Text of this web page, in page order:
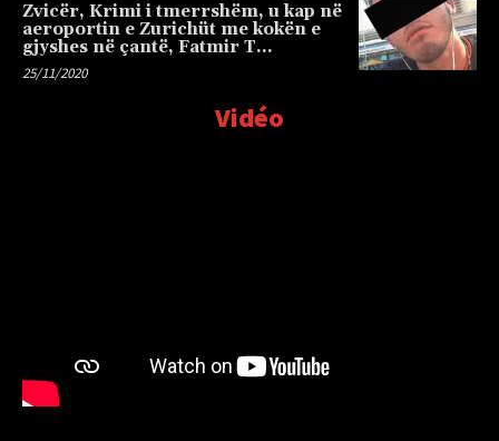
Zvicër, Krimi i tmerrshëm, u kap në
aeroportin e Zurichüt me kokën e
gjyshes në çantë, Fatmir T…
25/11/2020
Vidéo